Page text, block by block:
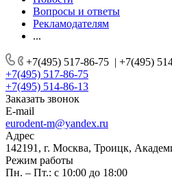
Вопросы и ответы
Рекламодателям
...
+7(495) 517-86-75 | +7(495)
+7(495) 517-86-75
+7(495) 514-86-13
Заказать звонок
E-mail
eurodent-m@yandex.ru
Адрес
142191, г. Москва, Троицк,
Режим работы
Пн. – Пт.: с 10:00 до 18:00